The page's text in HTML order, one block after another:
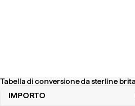
Tabella di conversione da sterline
IMPORTO